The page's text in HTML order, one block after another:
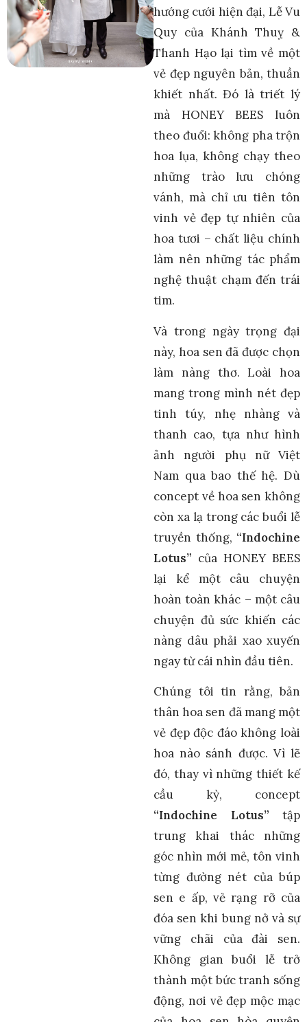
hướng cưới hiện đại, Lễ Vu
Quy của Khánh Thuỵ &
Thanh Hạo lại tìm về một
vẻ đẹp nguyên bản, thuần
khiết nhất. Đó là triết lý
mà HONEY BEES luôn
theo đuổi: không pha trộn
hoa lụa, không chạy theo
những trào lưu chóng
vánh, mà chỉ ưu tiên tôn
vinh vẻ đẹp tự nhiên của
hoa tươi – chất liệu chính
làm nên những tác phẩm
nghệ thuật chạm đến trái
tim.
Và trong ngày trọng đại
này, hoa sen đã được chọn
làm nàng thơ. Loài hoa
mang trong mình nét đẹp
tinh túy, nhẹ nhàng và
thanh cao, tựa như hình
ảnh người phụ nữ Việt
Nam qua bao thế hệ. Dù
concept về hoa sen không
còn xa lạ trong các buổi lễ
truyền thống, “Indochine
Lotus” của HONEY BEES
lại kể một câu chuyện
hoàn toàn khác – một câu
chuyện đủ sức khiến các
nàng dâu phải xao xuyến
ngay từ cái nhìn đầu tiên.
Chúng tôi tin rằng, bản
thân hoa sen đã mang một
vẻ đẹp độc đáo không loài
hoa nào sánh được. Vì lẽ
đó, thay vì những thiết kế
cầu kỳ, concept
“Indochine Lotus” tập
trung khai thác những
góc nhìn mới mẻ, tôn vinh
từng đường nét của búp
sen e ấp, vẻ rạng rỡ của
đóa sen khi bung nở và sự
vững chãi của đài sen.
Không gian buổi lễ trở
thành một bức tranh sống
động, nơi vẻ đẹp mộc mạc